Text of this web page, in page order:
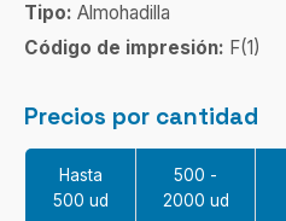
Tipo: Almohadilla
Código de impresión: F(1)
Precios por cantidad
Hasta
500 ud
500 -
2000 ud